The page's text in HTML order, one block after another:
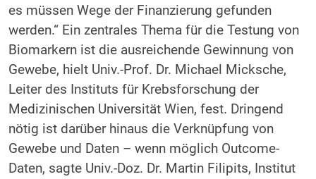
es müssen Wege der Finanzierung gefunden
werden.“ Ein zentrales Thema für die Testung von
Biomarkern ist die ausreichende Gewinnung von
Gewebe, hielt Univ.-Prof. Dr. Michael Micksche,
Leiter des Instituts für Krebsforschung der
Medizinischen Universität Wien, fest. Dringend
nötig ist darüber hinaus die Verknüpfung von
Gewebe und Daten – wenn möglich Outcome-
Daten, sagte Univ.-Doz. Dr. Martin Filipits, Institut